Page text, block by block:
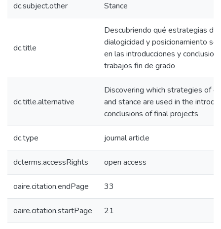
dc.subject.other Stance
dc.title
Descubriendo qué estrategias de
dialogicidad y posicionamiento se
en las introducciones y
trabajos fin de grado
dc.title.alternative
Discovering which strategies of
and stance are used in the
conclusions of final projects
dc.type journal article
dcterms.accessRights open access
oaire.citation.endPage 33
oaire.citation.startPage 21